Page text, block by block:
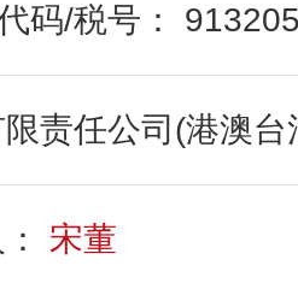
码/税号：
责任公司(港澳台
宋董